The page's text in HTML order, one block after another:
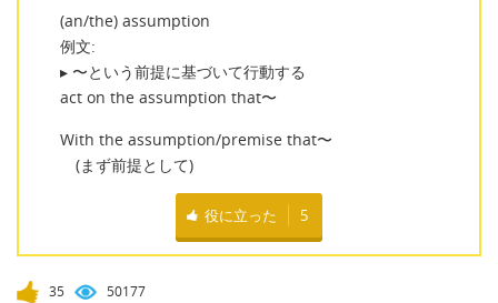
(an/the) assumption
例文:
▸ 〜という前提に基づいて行動する
act on the assumption that〜
With the assumption/premise that〜
(まず前提として)
役に立った 5
35 50177